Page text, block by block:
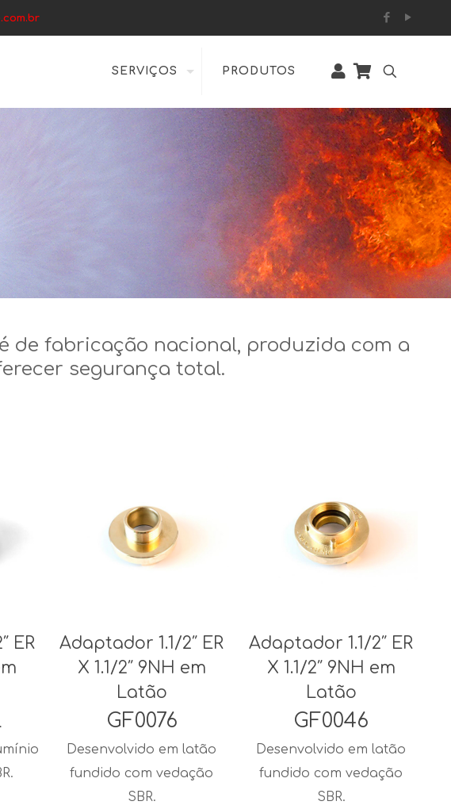
SERVIÇOS PRODUTOS
de fabricação nacional, produzida com a
segurança total.
ER
Adaptador 1.1/2″ ER
X 1.1/2″ 9NH em
Latão
GF0076
Desenvolvido em latão
fundido com vedação
SBR.
Adaptador 1.1/2″ ER
X 1.1/2″ 9NH em
Latão
GF0046
Desenvolvido em latão
fundido com vedação
SBR.